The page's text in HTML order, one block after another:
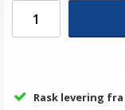
Rask levering